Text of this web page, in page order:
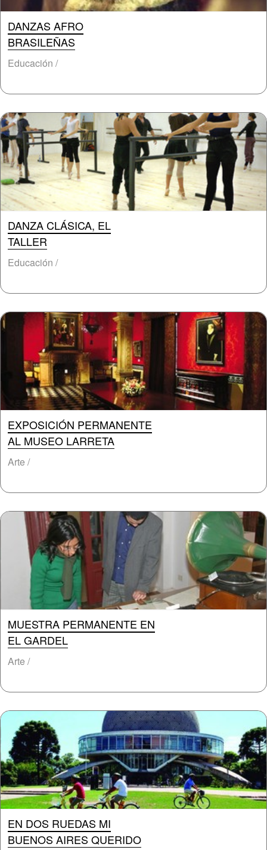
DANZAS AFRO
BRASILEÑAS
Educación /
DANZA CLÁSICA, EL
TALLER
Educación /
EXPOSICIÓN PERMANENTE
AL MUSEO LARRETA
Arte /
MUESTRA PERMANENTE EN
EL GARDEL
Arte /
EN DOS RUEDAS MI
BUENOS AIRES QUERIDO